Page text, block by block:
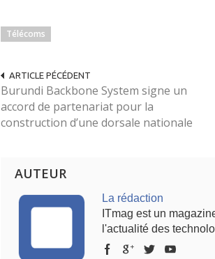
Télécoms
ARTICLE PÉCÉDENT
Burundi Backbone System signe un
accord de partenariat pour la
construction d’une dorsale nationale
AUTEUR
La rédaction
ITmag est un
l'actualité des